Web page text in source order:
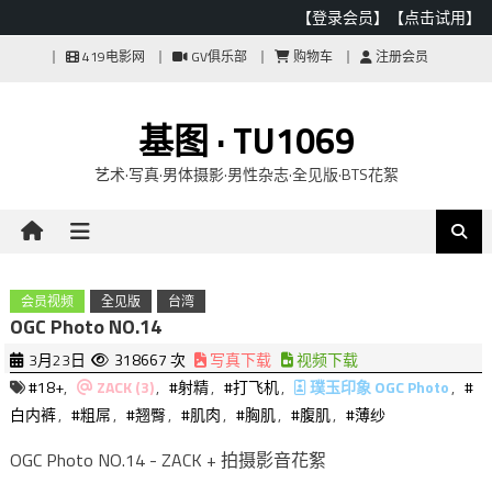
【登录会员】 【点击试用】
419电影网 GV俱乐部 购物车 注册会员
基图 · TU1069
艺术·写真·男体摄影·男性杂志·全见版·BTS花絮
会员视频 全见版 台湾
OGC Photo NO.14
3月23日 318667 次 写真下载
视频下载
#18+, ZACK (3), #射精, #打飞机, 璞玉印象 OGC Photo, #
白内裤, #粗屌, #翘臀, #肌肉, #胸肌, #腹肌, #薄纱
OGC Photo NO.14 - ZACK + 拍摄影音花絮